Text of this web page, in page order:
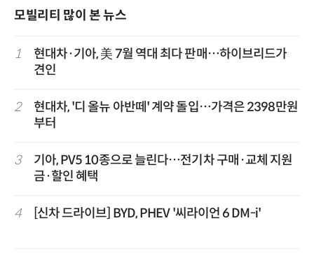
모빌리티 많이 본 뉴스
1
현대차·기아, 美 7월 역대 최다 판매…하이브리드가
견인
2
현대차, '디 올뉴 아반떼' 계약 돌입…가격은 2398만원
부터
3
기아, PV5 10종으로 늘린다…전기차 구매·교체 지원
금·할인 혜택
4 [신차 드라이브] BYD, PHEV '씨라이언 6 DM-i'